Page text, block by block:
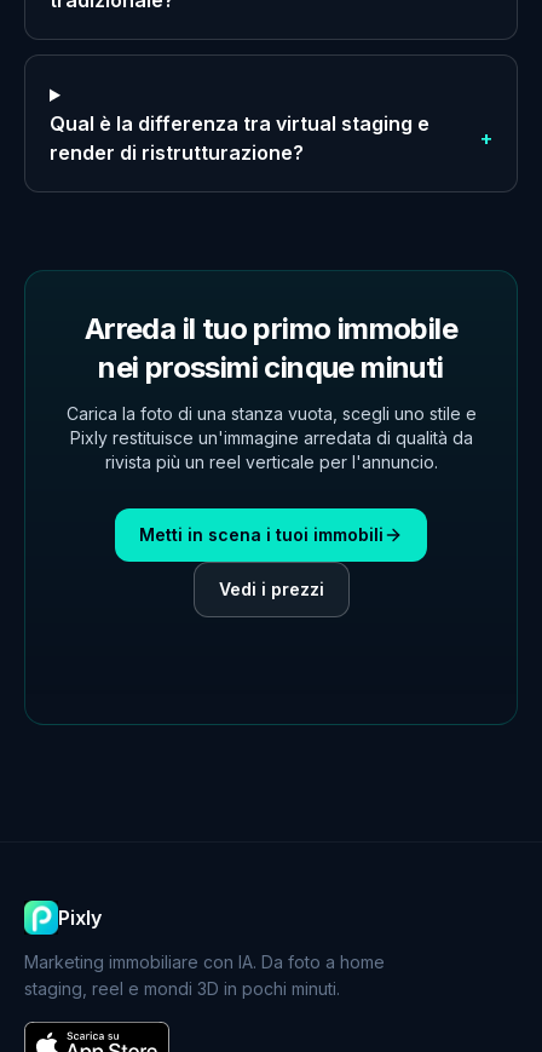
Qual è la differenza tra virtual staging e
render di ristrutturazione?
+
Arreda il tuo primo immobile
nei prossimi cinque minuti
Carica la foto di una stanza vuota, scegli uno stile e
Pixly restituisce un'immagine arredata di qualità da
rivista più un reel verticale per l'annuncio.
Metti in scena i tuoi immobili
Vedi i prezzi
Pixly
Marketing immobiliare con IA. Da foto a home
staging, reel e mondi 3D in pochi minuti.